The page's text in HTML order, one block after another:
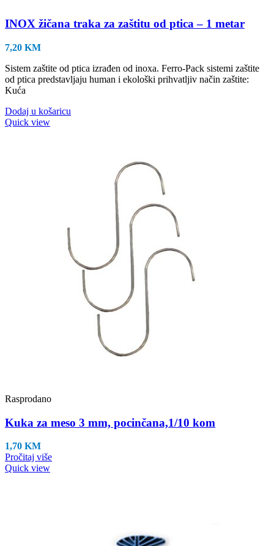
INOX žičana traka za zaštitu od ptica – 1 metar
7,20 KM
Sistem zaštite od ptica izrađen od inoxa. Ferro-Pack sistemi zaštite
od ptica predstavljaju human i ekološki prihvatljiv način zaštite:
Kuća
Dodaj u košaricu
Quick view
Rasprodano
Kuka za meso 3 mm, pocinčana,1/10 kom
1,70 KM
Pročitaj više
Quick view